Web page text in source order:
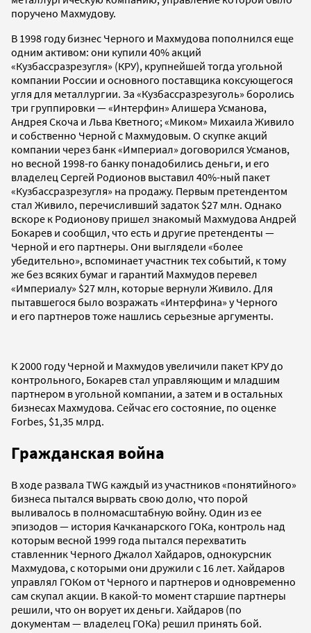
поручено Махмудову.
В 1998 году бизнес Черного и Махмудова пополнился еще
одним активом: они купили 40% акций
«Кузбассразрезугля» (КРУ), крупнейшей тогда угольной
компании России и основного поставщика коксующегося
угля для металлургии. За «Кузбассразрезуголь» боролись
три группировки — «Интерфин» Алишера Усманова,
Андрея Скоча и Льва Кветного; «Миком» Михаила Живило
и собственно Черной с Махмудовым. О скупке акций
компании через банк «Империал» договорился Усманов,
но весной 1998-го банку понадобились деньги, и его
владелец Сергей Родионов выставил 40%-ный пакет
«Кузбассразрезугля» на продажу. Первым претендентом
стал Живило, перечисливший задаток $27 млн. Однако
вскоре к Родионову пришел знакомый Махмудова Андрей
Бокарев и сообщил, что есть и другие претенденты —
Черной и его партнеры. Они выглядели «более
убедительно», вспоминает участник тех событий, к тому
же без всяких бумаг и гарантий Махмудов перевел
«Империалу» $27 млн, которые вернули Живило. Для
пытавшегося было возражать «Интерфина» у Черного
и его партнеров тоже нашлись серьезные аргументы.
К 2000 году Черной и Махмудов увеличили пакет КРУ до
контрольного, Бокарев стал управляющим и младшим
партнером в угольной компании, а затем и в остальных
бизнесах Махмудова. Сейчас его состояние, по оценке
Forbes, $1,35 млрд.
Гражданская война
В ходе развала TWG каждый из участников «понятийного»
бизнеса пытался вырвать свою долю, что порой
выливалось в полномасштабную войну. Один из ее
эпизодов — история Качканарского ГОКа, контроль над
которым весной 1999 года пытался перехватить
ставленник Черного Джалол Хайдаров, однокурсник
Махмудова, с которыми они дружили с 16 лет. Хайдаров
управлял ГОКом от Черного и партнеров и одновременно
сам скупал акции. В какой-то момент старшие партнеры
решили, что он ворует их деньги. Хайдаров (по
документам — владелец ГОКа) решил принять бой.